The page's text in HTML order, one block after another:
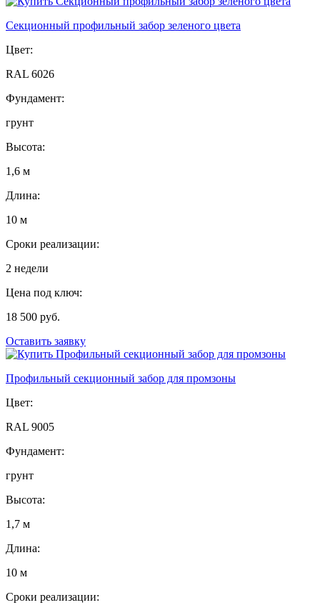
Секционный профильный забор зеленого цвета
Цвет:
RAL 6026
Фундамент:
грунт
Высота:
1,6 м
Длина:
10 м
Сроки реализации:
2 недели
Цена под ключ:
18 500 руб.
Оставить заявку
Профильный секционный забор для промзоны
Цвет:
RAL 9005
Фундамент:
грунт
Высота:
1,7 м
Длина:
10 м
Сроки реализации: